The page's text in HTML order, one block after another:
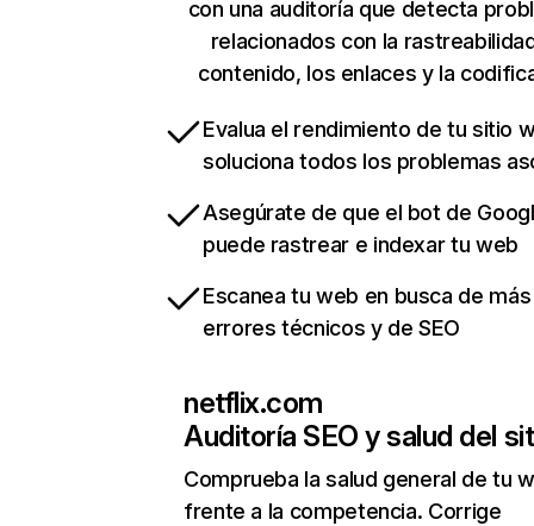
con una auditoría que detecta
relacionados con la
contenido, los enlaces y la
Evalua el rendimiento de tu sitio
soluciona todos los problemas
Asegúrate de que el bot de
puede rastrear e indexar tu web
Escanea tu web en busca de
errores técnicos y de SEO
netflix.com
Auditoría SEO y salud del
Comprueba la salud general de tu
frente a la competencia. Corrige